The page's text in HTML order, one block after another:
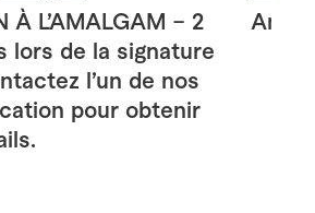
À L’AMALGAM – 2
lors de la signature
l’un de nos
pour obtenir